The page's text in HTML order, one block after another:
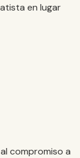
en lugar
compromiso a